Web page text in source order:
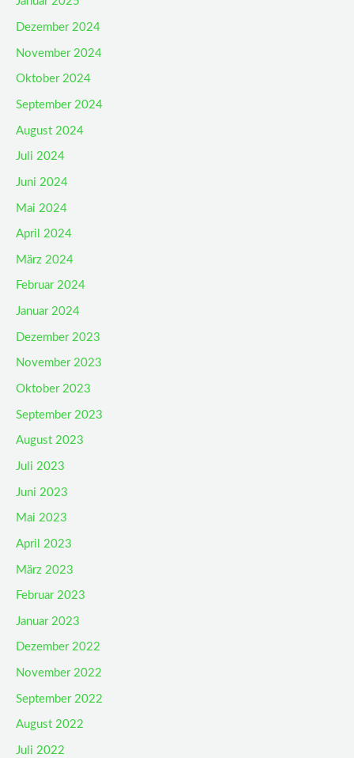
Dezember 2024
November 2024
Oktober 2024
September 2024
August 2024
Juli 2024
Juni 2024
Mai 2024
April 2024
März 2024
Februar 2024
Januar 2024
Dezember 2023
November 2023
Oktober 2023
September 2023
August 2023
Juli 2023
Juni 2023
Mai 2023
April 2023
März 2023
Februar 2023
Januar 2023
Dezember 2022
November 2022
September 2022
August 2022
Juli 2022